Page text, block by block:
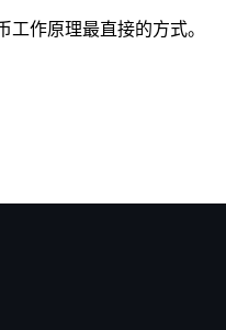
工作原理最直接的方式。